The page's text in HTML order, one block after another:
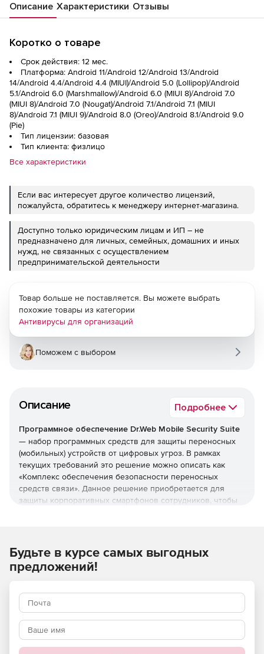
Описание Характеристики Отзывы
Коротко о товаре
Срок действия: 12 мес.
Платформа: Android 11/Android 12/Android 13/Android
14/Android 4.4/Android 4.4 (MIUI)/Android 5.0 (Lollipop)/Android
5.1/Android 6.0 (Marshmallow)/Android 6.0 (MIUI 8)/Android 7.0
(MIUI 8)/Android 7.0 (Nougat)/Android 7.1/Android 7.1 (MIUI
8)/Android 7.1 (MIUI 9)/Android 8.0 (Oreo)/Android 8.1/Android 9.0
(Pie)
Тип лицензии: базовая
Тип клиента: физлицо
Все характеристики
Если вас интересует другое количество лицензий,
пожалуйста, обратитесь к менеджеру интернет-магазина.
Доступно только юридическим лицам и ИП – не
предназначено для личных, семейных, домашних и иных
нужд, не связанных с осуществлением
предпринимательской деятельности
Описание Подробнее
Программное обеспечение Dr.Web Mobile Security Suite
— набор программных средств для защиты переносных
(мобильных) устройств от цифровых угроз. В рамках
текущих требований это решение можно описать как
«Комплекс обеспечения безопасности переносных
средств связи». Данное решение приобретается для
защиты корпоративных смартфонов сотрудников, чтобы
Suite:
распространенный браузер, на любом компьютере
под управлением любой ОС или через Мобильный
Центр управления для iPhone/iPad (iOS) /Android.
Центр управления лицензируется бесплатно.
Товар больше не поставляется. Вы можете выбрать
похожие товары из категории
Антивирусы для организаций
Поможем с выбором
Будьте в курсе самых выгодных
предложений!